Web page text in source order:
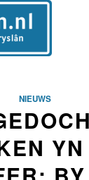
NIEUWS
YN